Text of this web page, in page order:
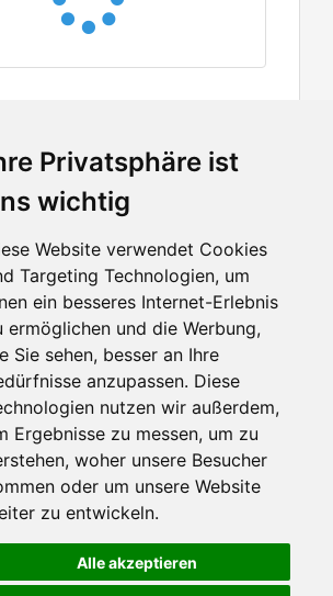
Privatsphäre ist
wichtig
Website verwendet Cookies
Targeting Technologien, um
ein besseres Internet-Erlebnis
ermöglichen und die Werbung,
Sie sehen, besser an Ihre
anzupassen. Diese
nutzen wir außerdem,
Ergebnisse zu messen, um zu
woher unsere Besucher
oder um unsere Website
zu entwickeln.
Alle akzeptieren
found
Business Partners
Investors
Media
Facebook
Twitter
YouTube